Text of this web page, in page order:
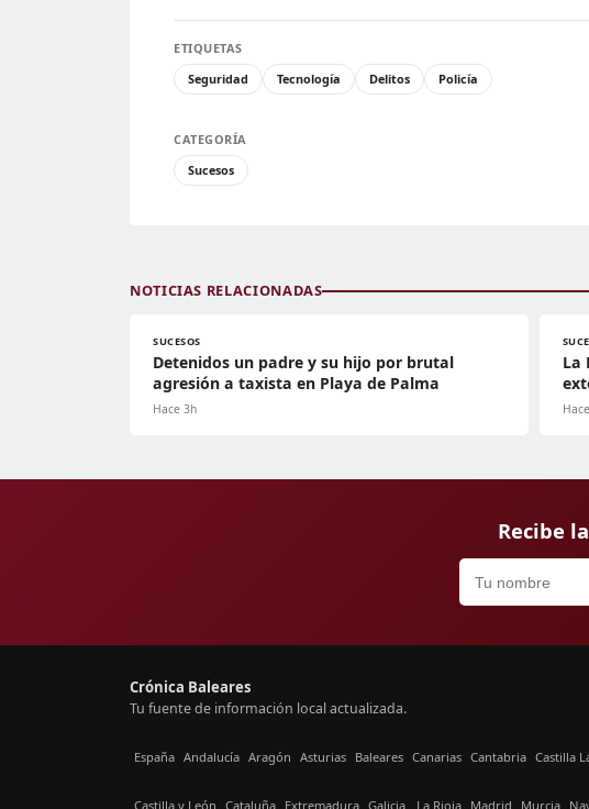
ETIQUETAS
Seguridad
Tecnología Delitos Policía
CATEGORÍA
Sucesos
NOTICIAS RELACIONADAS
SUCESOS
Detenidos un padre y su hijo por brutal
agresión a taxista en Playa de Palma
Hace 3h
La
Recibe
Crónica Baleares
Tu fuente de información local actualizada.
España Andalucía Aragón Asturias Baleares Canarias Cantabria Castilla
Castilla y León Cataluña Extremadura Galicia La Rioja Madrid Murcia